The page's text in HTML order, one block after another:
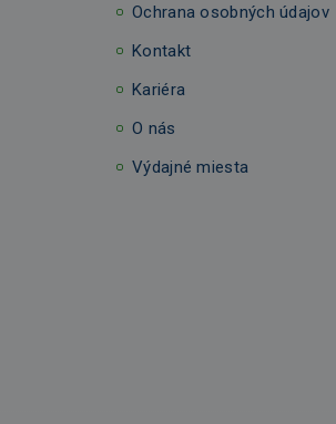
Ochrana osobných údajov
Kontakt
Kariéra
O nás
Výdajné miesta